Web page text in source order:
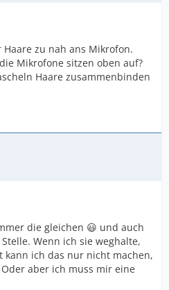
zu nah ans Mikrofon.
Mikrofone sitzen oben auf?
Haare zusammenbinden
die gleichen 😃 und auch
Wenn ich sie weghalte,
kann ich das nur nicht machen,
aber ich muss mir eine